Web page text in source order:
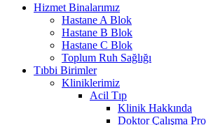
Hizmet Binalarımız
Hastane A Blok
Hastane B Blok
Hastane C Blok
Toplum Ruh Sağlığı
Tıbbi Birimler
Kliniklerimiz
Acil Tıp
Klinik Hakkında
Doktor Çalışma